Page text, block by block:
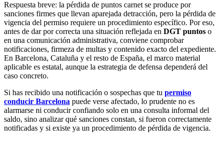
Respuesta breve: la pérdida de puntos carnet se produce por
sanciones firmes que llevan aparejada detracción, pero la pérdida de
vigencia del permiso requiere un procedimiento específico. Por eso,
antes de dar por correcta una situación reflejada en DGT puntos o
en una comunicación administrativa, conviene comprobar
notificaciones, firmeza de multas y contenido exacto del expediente.
En Barcelona, Cataluña y el resto de España, el marco material
aplicable es estatal, aunque la estrategia de defensa dependerá del
caso concreto.
Si has recibido una notificación o sospechas que tu permiso
conducir Barcelona puede verse afectado, lo prudente no es
alarmarse ni conducir confiando solo en una consulta informal del
saldo, sino analizar qué sanciones constan, si fueron correctamente
notificadas y si existe ya un procedimiento de pérdida de vigencia.